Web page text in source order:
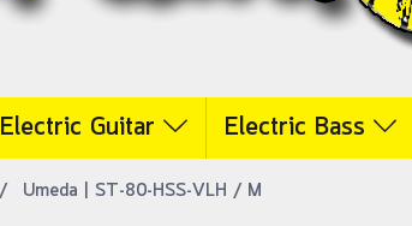
Electric Guitar Electric Bass
Umeda | ST-80-HSS-VLH / M